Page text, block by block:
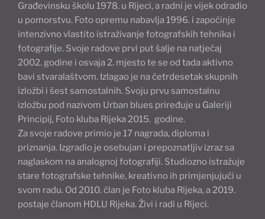
Građevinsku školu 1978. u Rijeci, a radni je vijek odradio
u pomorstvu. Foto opremu nabavlja 1996. i započinje
intenzivno vlastito istraživanje fotografskih tehnika i
fotografije. Svoje radove prvi put šalje na natječaj
2002. godine i osvaja 2. mjesto te se od tada aktivno
bavi stvaralaštvom. Izlagao je na četrdesetak skupnih
izložbi i šest samostalnih. Svoju prvu samostalnu
izložbu pod nazivom Urban blues priređuje u Galeriji
Principij, Foto kluba Rijeka 2015. godine.
Za svoje radove primio je 17 nagrada, diploma i
priznanja. Izgradio je osebujan i prepoznatljiv izraz sa
naglaskom na analognoj fotografiji. Studiozno istražuje
stare fotografske tehnike, kreativno ih primjenjujući u
svom radu. Od 2010. član je Foto kluba Rijeka, a 2019.
postaje članom HDLU Rijeka. Živi i radi u Rijeci.